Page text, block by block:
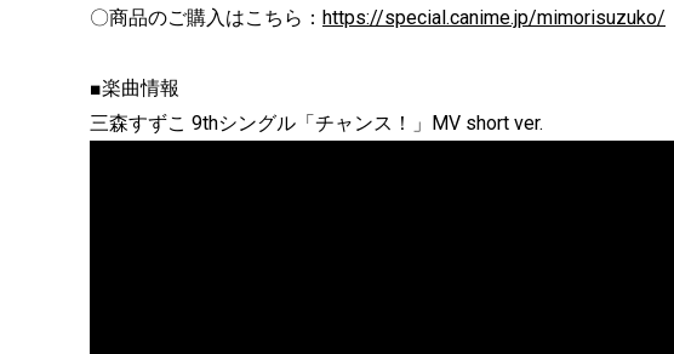
〇商品のご購入はこちら： https://special.canime.jp/mimorisuzuko/
■楽曲情報
三森すずこ 9thシングル「チャンス！」MV short ver.